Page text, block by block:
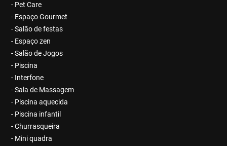
- Pet Care
- Espaço Gourmet
- Salão de festas
- Espaço zen
- Salão de Jogos
- Piscina
- Interfone
- Sala de Massagem
- Piscina aquecida
- Piscina infantil
- Churrasqueira
- Mini quadra